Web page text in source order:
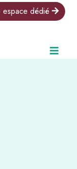
espace dédié